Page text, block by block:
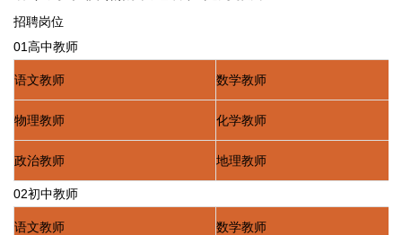
招聘岗位
01高中教师
语文教师 数学教师
物理教师 化学教师
政治教师 地理教师
02初中教师
语文教师 数学教师